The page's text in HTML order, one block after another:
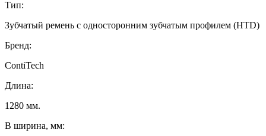
Тип:
Зубчатый ремень с односторонним зубчатым профилем (HTD)
Бренд:
ContiTech
Длина:
1280 мм.
B ширина, мм: